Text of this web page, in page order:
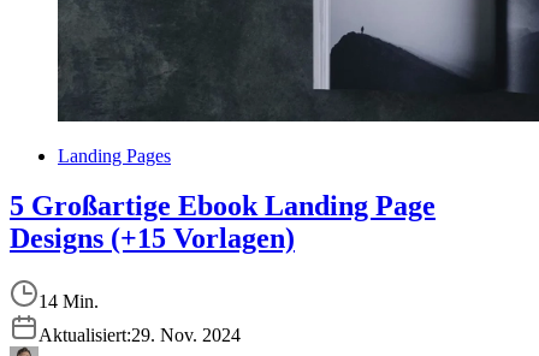
Landing Pages
5 Großartige Ebook Landing Page
Designs (+15 Vorlagen)
14 Min.
Aktualisiert:29. Nov. 2024